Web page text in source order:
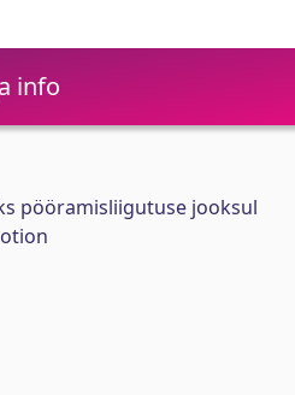
info
pööramisliigutuse jooksul